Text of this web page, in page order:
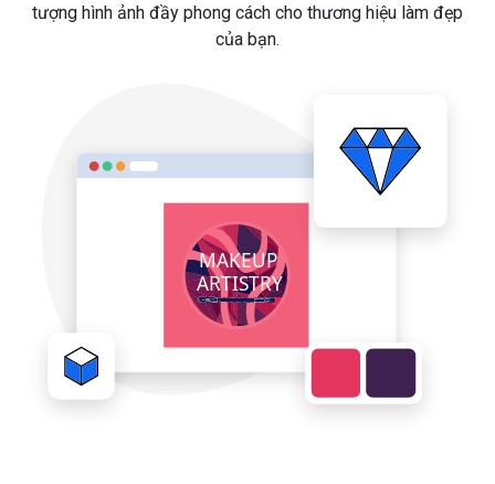
tượng hình ảnh đầy phong cách cho thương hiệu làm đẹp
của bạn.